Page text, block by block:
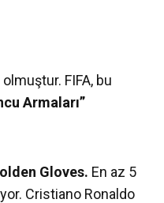
FIFA, bu
Armaları”
Gloves. En az 5
Cristiano Ronaldo